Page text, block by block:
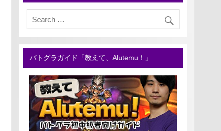
バトグラガイド「教えて、Alutemu！」